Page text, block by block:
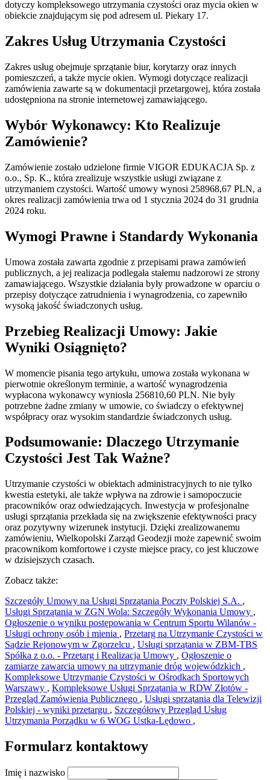
dotyczy kompleksowego utrzymania czystości oraz mycia okien w
obiekcie znajdującym się pod adresem ul. Piekary 17.
Zakres Usług Utrzymania Czystości
Zakres usług obejmuje sprzątanie biur, korytarzy oraz innych
pomieszczeń, a także mycie okien. Wymogi dotyczące realizacji
zamówienia zawarte są w dokumentacji przetargowej, która została
udostępniona na stronie internetowej zamawiającego.
Wybór Wykonawcy: Kto Realizuje
Zamówienie?
Zamówienie zostało udzielone firmie VIGOR EDUKACJA Sp. z
o.o., Sp. K., która zrealizuje wszystkie usługi związane z
utrzymaniem czystości. Wartość umowy wynosi 258968,67 PLN, a
okres realizacji zamówienia trwa od 1 stycznia 2024 do 31 grudnia
2024 roku.
Wymogi Prawne i Standardy Wykonania
Umowa została zawarta zgodnie z przepisami prawa zamówień
publicznych, a jej realizacja podlegała stałemu nadzorowi ze strony
zamawiającego. Wszystkie działania były prowadzone w oparciu o
przepisy dotyczące zatrudnienia i wynagrodzenia, co zapewniło
wysoką jakość świadczonych usług.
Przebieg Realizacji Umowy: Jakie
Wyniki Osiągnięto?
W momencie pisania tego artykułu, umowa została wykonana w
pierwotnie określonym terminie, a wartość wynagrodzenia
wypłacona wykonawcy wyniosła 256810,60 PLN. Nie były
potrzebne żadne zmiany w umowie, co świadczy o efektywnej
współpracy oraz wysokim standardzie świadczonych usług.
Podsumowanie: Dlaczego Utrzymanie
Czystości Jest Tak Ważne?
Utrzymanie czystości w obiektach administracyjnych to nie tylko
kwestia estetyki, ale także wpływa na zdrowie i samopoczucie
pracowników oraz odwiedzających. Inwestycja w profesjonalne
usługi sprzątania przekłada się na zwiększenie efektywności pracy
oraz pozytywny wizerunek instytucji. Dzięki zrealizowanemu
zamówieniu, Wielkopolski Zarząd Geodezji może zapewnić swoim
pracownikom komfortowe i czyste miejsce pracy, co jest kluczowe
w dzisiejszych czasach.
Zobacz także:
Szczegóły Umowy na Usługi Sprzątania Poczty Polskiej S.A. ,
Usługi Sprzątania w ZGN Wola: Szczegóły Wykonania Umowy ,
Ogłoszenie o wyniku postępowania w Centrum Sportu Wilanów -
Usługi ochrony osób i mienia , Przetarg na Utrzymanie Czystości w
Sądzie Rejonowym w Zgorzelcu , Usługi sprzątania w ZBM-TBS
Spółka z o.o. - Przetarg i Realizacja Umowy , Ogłoszenie o
zamiarze zawarcia umowy na utrzymanie dróg wojewódzkich ,
Kompleksowe Utrzymanie Czystości w Ośrodkach Sportowych
Warszawy , Kompleksowe Usługi Sprzątania w RDW Złotów -
Przegląd Zamówienia Publicznego , Usługi sprzątania dla Telewizji
Polskiej - wyniki przetargu , Szczegółowy Przegląd Usług
Utrzymania Porządku w 6 WOG Ustka-Lędowo ,
Formularz kontaktowy
Imię i nazwisko